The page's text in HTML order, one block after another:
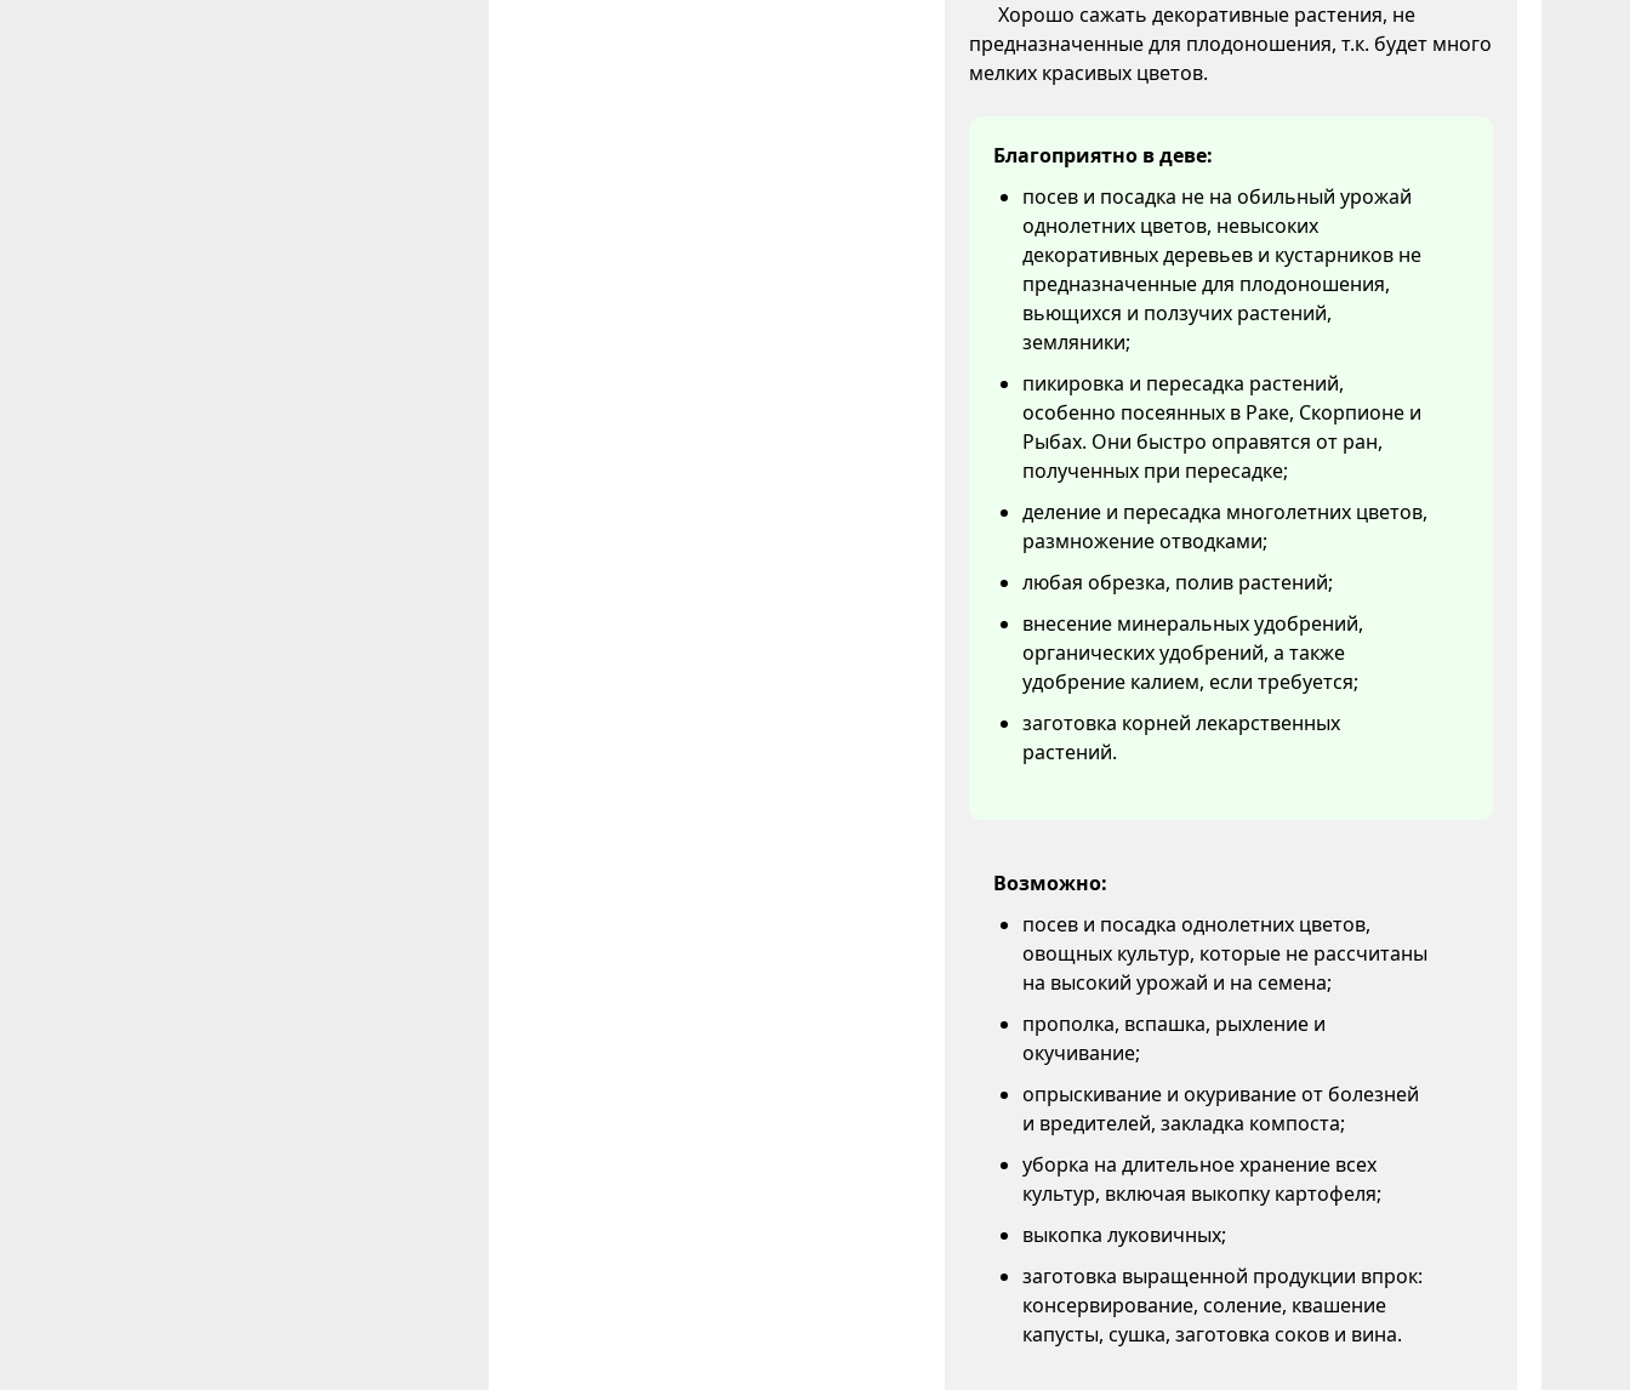
Хорошо сажать декоративные растения, не
предназначенные для плодоношения, т.к. будет много
мелких красивых цветов.
Благоприятно в деве:
посев и посадка не на обильный урожай
однолетних цветов, невысоких
декоративных деревьев и кустарников не
предназначенные для плодоношения,
вьющихся и ползучих растений,
земляники;
пикировка и пересадка растений,
особенно посеянных в Раке, Скорпионе и
Рыбах. Они быстро оправятся от ран,
полученных при пересадке;
деление и пересадка многолетних цветов,
размножение отводками;
любая обрезка, полив растений;
внесение минеральных удобрений,
органических удобрений, а также
удобрение калием, если требуется;
заготовка корней лекарственных
растений.
Возможно:
посев и посадка однолетних цветов,
овощных культур, которые не рассчитаны
на высокий урожай и на семена;
прополка, вспашка, рыхление и
окучивание;
опрыскивание и окуривание от болезней
и вредителей, закладка компоста;
уборка на длительное хранение всех
культур, включая выкопку картофеля;
выкопка луковичных;
заготовка выращенной продукции впрок:
консервирование, соление, квашение
капусты, сушка, заготовка соков и вина.